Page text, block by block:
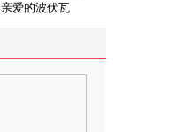
亲爱的波伏瓦